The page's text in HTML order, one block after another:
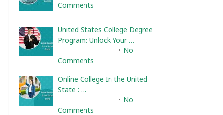
Comments
United States College Degree
Program: Unlock Your …
No
Comments
Online College In the United
State : …
No
Comments